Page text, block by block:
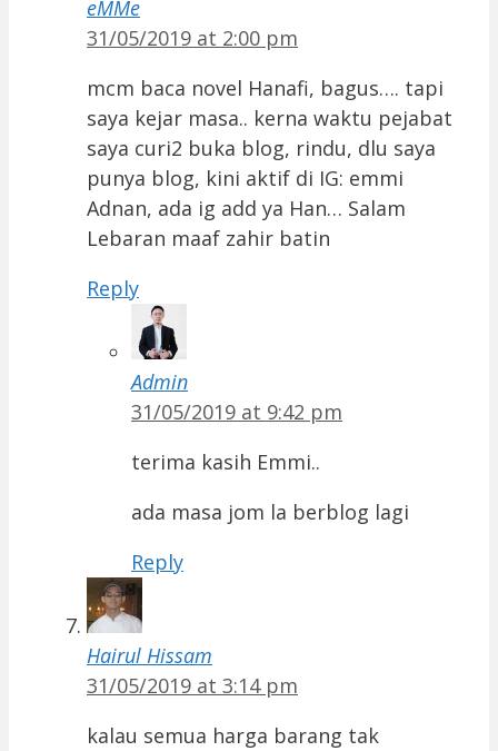
eMMe
31/05/2019 at 2:00 pm
mcm baca novel Hanafi, bagus…. tapi
saya kejar masa.. kerna waktu pejabat
saya curi2 buka blog, rindu, dlu saya
punya blog, kini aktif di IG: emmi
Adnan, ada ig add ya Han… Salam
Lebaran maaf zahir batin
Reply
Admin
31/05/2019 at 9:42 pm
terima kasih Emmi..
ada masa jom la berblog lagi
Reply
Hairul Hissam
31/05/2019 at 3:14 pm
kalau semua harga barang tak